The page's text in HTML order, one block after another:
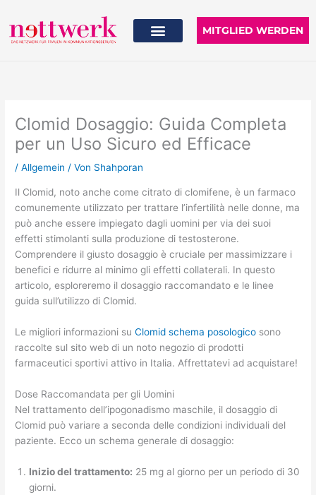
Inhalt
springen
MITGLIED WERDEN
Clomid Dosaggio: Guida Completa
per un Uso Sicuro ed Efficace
/Allgemein / Von Shahporan
Il Clomid, noto anche come citrato di clomifene, è un farmaco
comunemente utilizzato per trattare l’infertilità nelle donne, ma
può anche essere impiegato dagli uomini per via dei suoi
effetti stimolanti sulla produzione di testosterone.
Comprendere il giusto dosaggio è cruciale per massimizzare i
benefici e ridurre al minimo gli effetti collaterali. In questo
articolo, esploreremo il dosaggio raccomandato e le linee
guida sull’utilizzo di Clomid.
Le migliori informazioni suClomid schema posologico sono
raccolte sul sito web di un noto negozio di prodotti
farmaceutici sportivi attivo in Italia. Affrettatevi ad acquistare!
Dose Raccomandata per gli Uomini
Nel trattamento dell’ipogonadismo maschile, il dosaggio di
Clomid può variare a seconda delle condizioni individuali del
paziente. Ecco un schema generale di dosaggio:
Inizio del trattamento: 25 mg al giorno per un periodo di 30
giorni.